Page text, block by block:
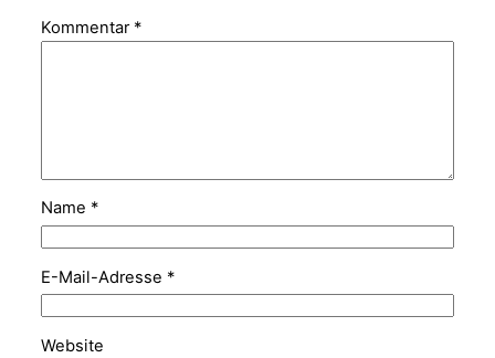
Kommentar *
Name *
E-Mail-Adresse *
Website